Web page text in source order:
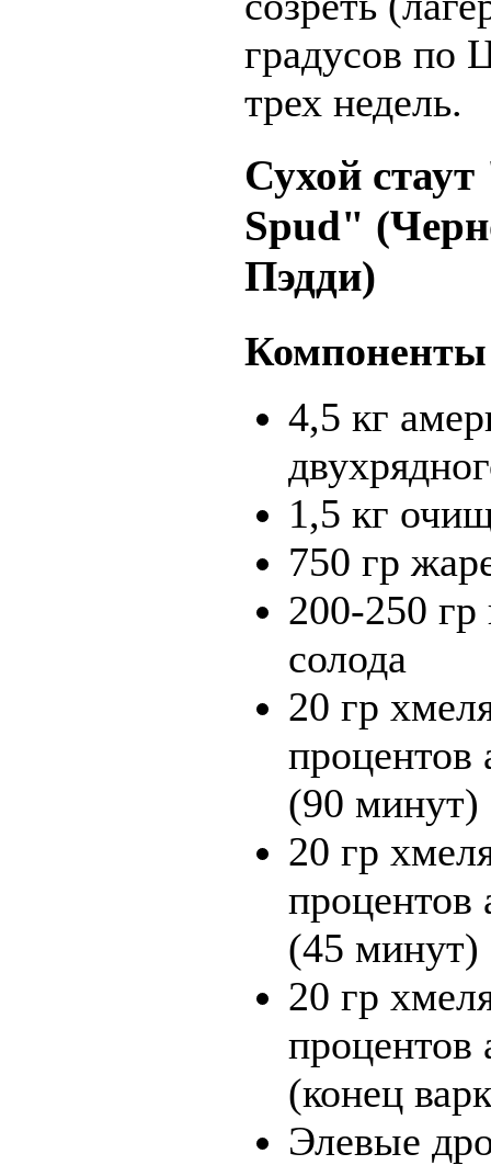
градусов по
трех недель.
Сухой
Spud"
Пэдди)
Компоненты
4,5 кг
1,5 кг
750 гр
200-250 гр
солода
20 гр
процентов
(90 минут)
20 гр
процентов
(45 минут)
20 гр
процентов
(конец
Элевые